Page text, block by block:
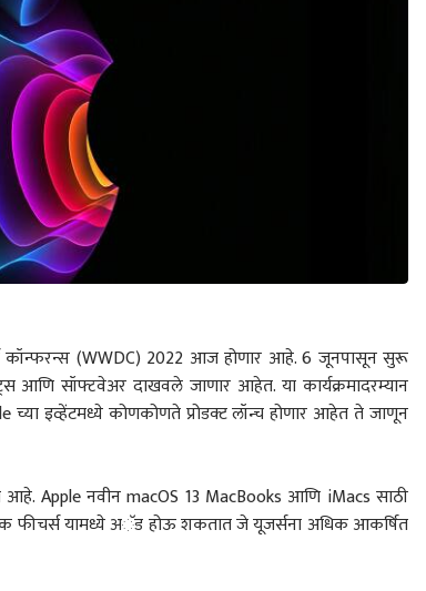
कॉन्फरन्स (WWDC) 2022 आज होणार आहे. 6 जूनपासून सुरू
आणि सॉफ्टवेअर दाखवले जाणार आहेत. या कार्यक्रमादरम्यान
इव्हेंटमध्ये कोणकोणते प्रोडक्ट लॉन्च होणार आहेत ते जाणून
आहे. Apple नवीन macOS 13 MacBooks आणि iMacs साठी
फीचर्स यामध्ये अॅड होऊ शकतात जे यूजर्सना अधिक आकर्षित